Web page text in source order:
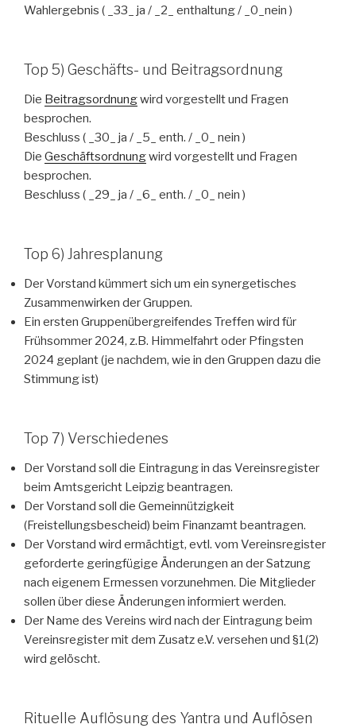
Wahlergebnis ( _33_ ja / _2_ enthaltung / _0_nein )
Top 5) Geschäfts- und Beitragsordnung
Die Beitragsordnungwird vorgestellt und Fragen
besprochen.
Beschluss ( _30_ ja / _5_ enth. / _0_ nein )
Die Geschäftsordnungwird vorgestellt und Fragen
besprochen.
Beschluss ( _29_ ja / _6_ enth. / _0_ nein )
Top 6) Jahresplanung
Der Vorstand kümmert sich um ein synergetisches
Zusammenwirken der Gruppen.
Ein ersten Gruppenübergreifendes Treffen wird für
Frühsommer 2024, z.B. Himmelfahrt oder Pfingsten
2024 geplant (je nachdem, wie in den Gruppen dazu die
Stimmung ist)
Top 7) Verschiedenes
Der Vorstand soll die Eintragung in das Vereinsregister
beim Amtsgericht Leipzig beantragen.
Der Vorstand soll die Gemeinnützigkeit
(Freistellungsbescheid) beim Finanzamt beantragen.
Der Vorstand wird ermächtigt, evtl. vom Vereinsregister
geforderte geringfügige Änderungen an der Satzung
nach eigenem Ermessen vorzunehmen. Die Mitglieder
sollen über diese Änderungen informiert werden.
Der Name des Vereins wird nach der Eintragung beim
Vereinsregister mit dem Zusatz e.V. versehen und §1(2)
wird gelöscht.
Rituelle Auflösung des Yantra und Auflösen